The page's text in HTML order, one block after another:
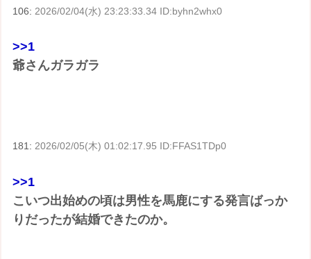
106: 2026/02/04(水) 23:23:33.34 ID:byhn2whx0
>>1
爺さんガラガラ
181:2026/02/05(木) 01:02:17.95 ID:FFAS1TDp0
>>1
こいつ出始めの頃は男性を馬鹿にする発言ばっか
りだったが結婚できたのか。